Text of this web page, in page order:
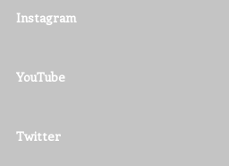
Instagram
YouTube
Twitter